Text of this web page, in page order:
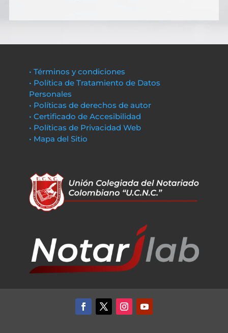
• Términos y condiciones
• Política de Tratamiento de Datos
Personales
• Políticas de derechos de autor
• Certificado de Accesibilidad
• Políticas de Privacidad Web
• Mapa del Sitio